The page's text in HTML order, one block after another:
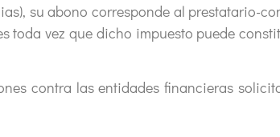
su abono corresponde al prestatario-
vez que dicho impuesto puede
contra las entidades financieras